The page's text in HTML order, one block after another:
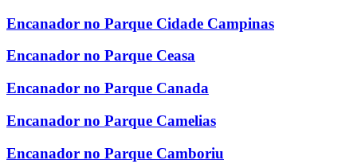
Encanador no Parque Cidade Campinas
Encanador no Parque Ceasa
Encanador no Parque Canada
Encanador no Parque Camelias
Encanador no Parque Camboriu